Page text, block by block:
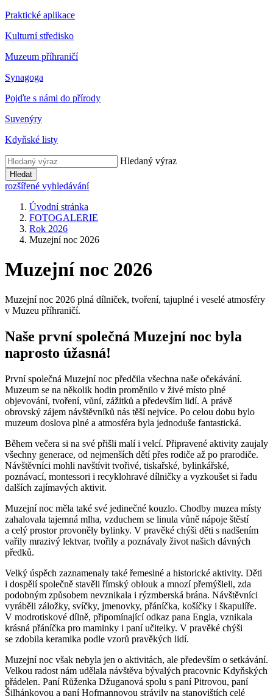
Praktické aplikace
Kulturní středisko
Muzeum příhraničí
Synagoga
Pojďte s námi do přírody
Suvenýry
Kdyňské listy
Hledaný výraz
Hledat
rozšířené vyhledávání
Úvodní stránka
FOTOGALERIE
Rok 2026
Muzejní noc 2026
Muzejní noc 2026
Muzejní noc 2026 plná dílniček, tvoření, tajuplné i veselé atmosféry
v Muzeu příhraničí.
Naše první společná Muzejní noc byla
naprosto úžasná!
První společná Muzejní noc předčila všechna naše očekávání.
Muzeum se na několik hodin proměnilo v živé místo plné
objevování, tvoření, vůní, zážitků a především lidí. A právě
obrovský zájem návštěvníků nás těší nejvíce. Po celou dobu bylo
muzeum doslova plné a atmosféra byla jednoduše fantastická.
Během večera si na své přišli malí i velcí. Připravené aktivity zaujaly
všechny generace, od nejmenších dětí přes rodiče až po prarodiče.
Návštěvníci mohli navštívit tvořivé, tiskařské, bylinkářské,
poznávací, montessori i recyklohravé dílničky a vyzkoušet si řadu
dalších zajímavých aktivit.
Muzejní noc měla také své jedinečné kouzlo. Chodby muzea místy
zahalovala tajemná mlha, vzduchem se linula vůně nápoje štěstí
a celý prostor provoněly bylinky. V pravěké chýši děti s nadšením
vařily mrazivý lektvar, tvořily a poznávaly život našich dávných
předků.
Velký úspěch zaznamenaly také řemeslné a historické aktivity. Děti
i dospělí společně stavěli římský oblouk a mnozí přemýšleli, zda
podobným způsobem nevznikala i rýzmberská brána. Návštěvníci
vyráběli záložky, svíčky, jmenovky, přáníčka, košíčky i škapulíře.
V modrotiskové dílně, připomínající odkaz pana Engla, vznikala
krásná přáníčka pro maminky i paní učitelky. V pravěké chýši
se zdobila keramika podle vzorů pravěkých lidí.
Muzejní noc však nebyla jen o aktivitách, ale především o setkávání.
Velkou radost nám udělala návštěva bývalých pracovnic Kdyňských
přádelen. Paní Růženka Džuganová spolu s paní Pitrovou, paní
Šilhánkovou a paní Hofmannovou strávily na stanovištích celé